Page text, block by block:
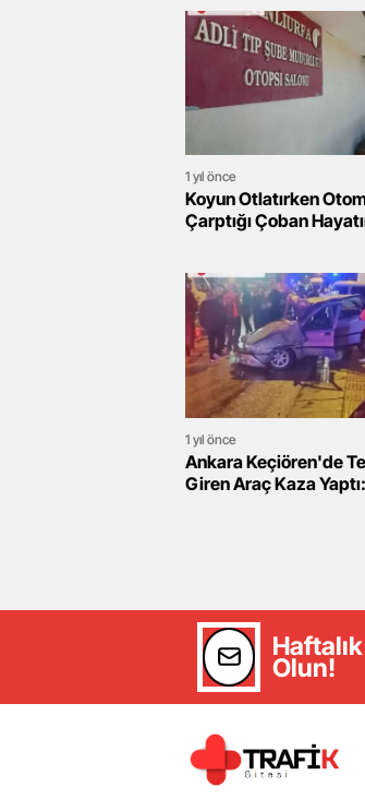
1 yıl önce
Koyun Otlatırken
Çarptığı Çoban
1 yıl önce
Ankara Keçiören'de
Giren Araç Kaza
Olun!